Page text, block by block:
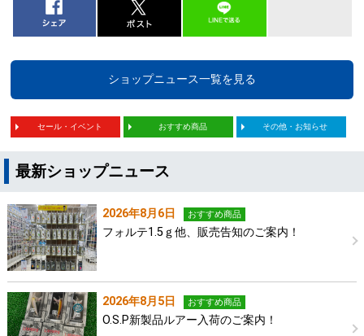
ショップニュース一覧を見る
セール・イベント おすすめ商品 その他・お知らせ
最新ショップニュース
2026年8月6日 おすすめ商品
フォルテ1.5ｇ他、販売告知のご案内！
2026年8月5日 おすすめ商品
O.S.P新製品ルアー入荷のご案内！